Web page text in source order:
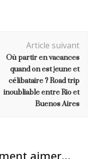
Article suivant
Où partir en vacances
quand on est jeune et
célibataire ? Road trip
inoubliable entre Rio et
Buenos Aires
aimer...